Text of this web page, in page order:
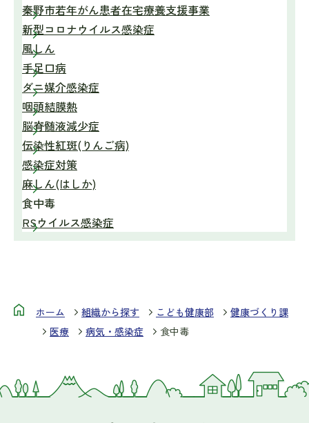
秦野市若年がん患者在宅療養支援事業
新型コロナウイルス感染症
風しん
手足口病
ダニ媒介感染症
咽頭結膜熱
脳脊髄液減少症
伝染性紅斑(りんご病)
感染症対策
麻しん(はしか)
食中毒
RSウイルス感染症
ホーム 組織から探す こども健康部
健康づくり課
医療
病気・感染症 食中毒